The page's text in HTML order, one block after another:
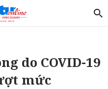
do COVID-19
mức